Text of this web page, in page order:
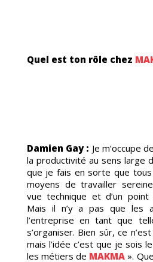
Quel est ton rôle chez
Damien Gay : Je m’occupe
la productivité au sens large
que je fais en sorte que
moyens de travailler
vue technique et d’un
Mais il n’y a pas que les
l’entreprise en tant que
s’organiser. Bien sûr, ce
mais l’idée c’est que je sois
les métiers de MAKMA ».